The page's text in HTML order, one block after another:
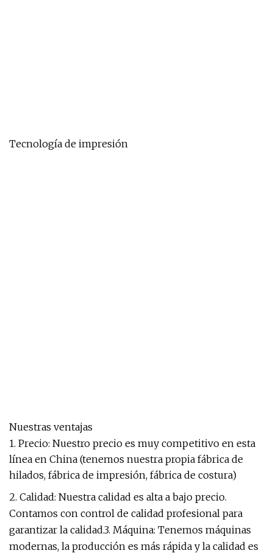
Tecnología de impresión
Nuestras ventajas
1. Precio: Nuestro precio es muy competitivo en esta
línea en China (tenemos nuestra propia fábrica de
hilados, fábrica de impresión, fábrica de costura)
2. Calidad: Nuestra calidad es alta a bajo precio.
Contamos con control de calidad profesional para
garantizar la calidad.3. Máquina: Tenemos máquinas
modernas, la producción es más rápida y la calidad es